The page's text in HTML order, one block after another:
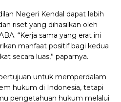
Negeri Kendal dapat lebih
riset yang dihasilkan oleh
“Kerja sama yang erat ini
manfaat positif bagi kedua
secara luas,” paparnya.
untuk memperdalam
hukum di Indonesia, tetapi
pengetahuan hukum melalui